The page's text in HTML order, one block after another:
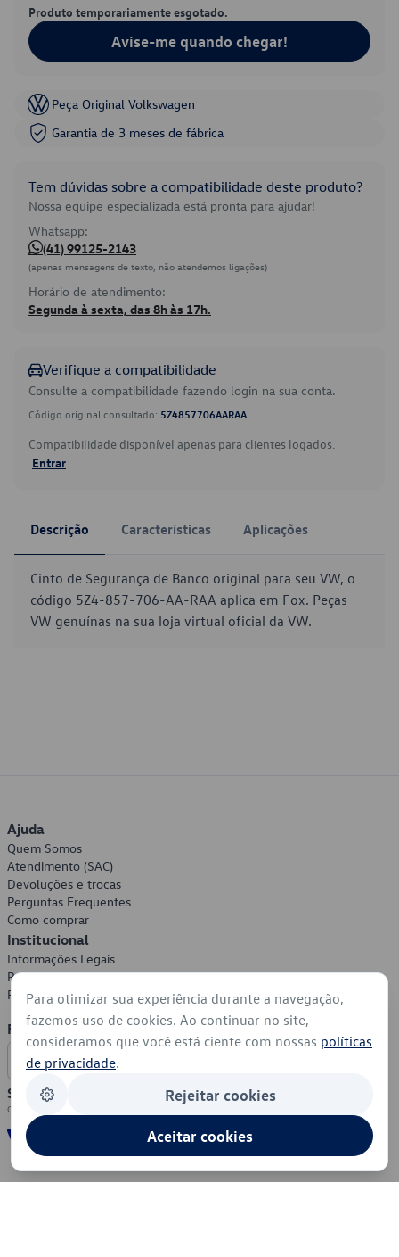
Produto temporariamente esgotado.
Avise-me quando chegar!
Peça Original Volkswagen
Garantia de 3 meses de fábrica
Tem dúvidas sobre a compatibilidade deste produto?
Nossa equipe especializada está pronta para ajudar!
Whatsapp:
(41) 99125-2143
(apenas mensagens de texto, não atendemos ligações)
Horário de atendimento:
Segunda à sexta, das 8h às 17h.
Verifique a compatibilidade
Consulte a compatibilidade fazendo login na sua conta.
Código original consultado: 5Z4857706AARAA
Compatibilidade disponível apenas para clientes logados.
Entrar
Descrição Características Aplicações
Cinto de Segurança de Banco original para seu VW, o
código 5Z4-857-706-AA-RAA aplica em Fox. Peças
VW genuínas na sua loja virtual oficial da VW.
Ajuda
Quem Somos
Atendimento (SAC)
Devoluções e trocas
Perguntas Frequentes
Como comprar
Institucional
Informações Legais
Política de Privacidade
Política de Cookies
Formas de Pagamento
Segurança
Para otimizar sua experiência durante a navegação,
fazemos uso de cookies. Ao continuar no site,
consideramos que você está ciente com nossas políticas
de privacidade.
Rejeitar cookies
Aceitar cookies